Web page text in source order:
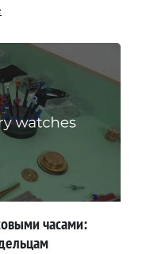
часами: